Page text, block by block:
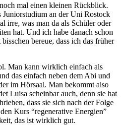
mal einen kleinen Rückblick.
an der Uni Rostock
irre, was man da als Schüler oder
hat. Und ich habe danach schon
bereue, dass ich das früher
Man kann wirklich einfach als
das einfach neben dem Abi und
im Hörsaal. Man bekommt also
Luisa scheinbar auch, denn sie hat
dass sie sich nach der Folge
Kurs “regenerative Energien”
das ist wirklich gut.